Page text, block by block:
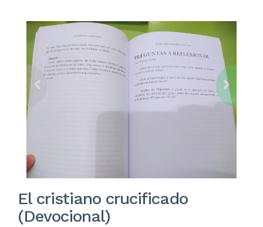
El cristiano crucificado
(Devocional)